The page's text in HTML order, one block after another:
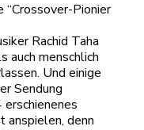
Pionier
Rachid Taha
auch menschlich
Und einige
Sendung
anspielen, denn